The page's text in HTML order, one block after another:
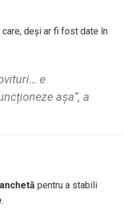
care, deși ar fi fost date în
e
așa”, a
pentru a stabili
.